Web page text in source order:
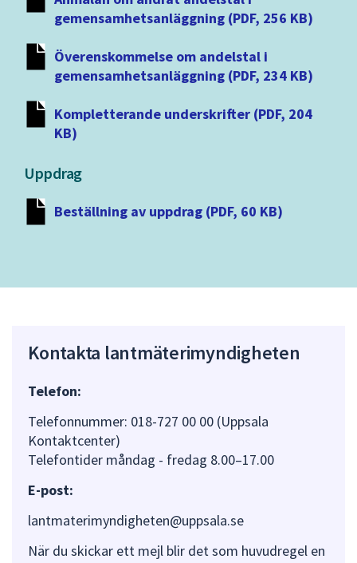
gemensamhetsanläggning (PDF, 256 KB)
Överenskommelse om andelstal i
gemensamhetsanläggning (PDF, 234 KB)
Kompletterande underskrifter (PDF, 204
KB)
Uppdrag
Beställning av uppdrag (PDF, 60 KB)
Kontakta lantmäterimyndigheten
Telefon:
Telefonnummer: 018-727 00 00 (Uppsala
Kontaktcenter)
Telefontider måndag - fredag 8.00–17.00
E-post:
lantmaterimyndigheten@uppsala.se
När du skickar ett mejl blir det som huvudregel en